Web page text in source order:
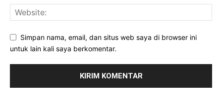
Simpan nama, email, dan situs web saya di browser ini
untuk lain kali saya berkomentar.